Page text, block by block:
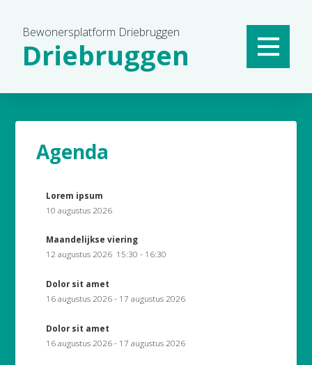
Bewonersplatform Driebruggen
Driebruggen
Agenda
Lorem ipsum
10 augustus 2026
Maandelijkse viering
12 augustus 2026 15:30 - 16:30
Dolor sit amet
16 augustus 2026- 17 augustus 2026
Dolor sit amet
16 augustus 2026- 17 augustus 2026